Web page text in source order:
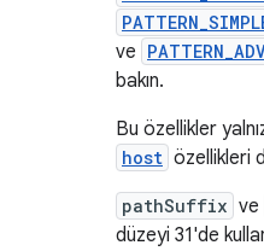
ve
bakın.
Bu özellikler
host özellikleri
pathSuffix ve
düzeyi 31'de